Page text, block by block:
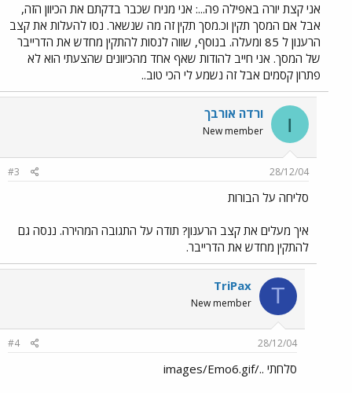
אני קצת יורה באפילה פה...: אני מניח שכבר בדקתם את הכיוון הזה,
אבל אם המסך תקין וכ.מסך תקין זה מה שנשאר. נסו להעלות את קצב
הרענון ל 85 ומעלה. בנוסף, שווה לנסות להתקין מחדש את הדרייבר
של המסך. אני חייב להודות שאף אחד מהכיוונים שהצעתי הוא לא
פתרון קסמים אבל זה נשמע לי הכי טוב..
ו ורדה אורבך
New member
28/12/04
#3
סליחה על הבורות
איך מעלים את קצב הרענון? תודה על התגובה המהירה. ננסה גם
להתקין מחדש את הדרייבר.
T
TriPax
New member
28/12/04
#4
סלחתי ../images/Emo6.gif